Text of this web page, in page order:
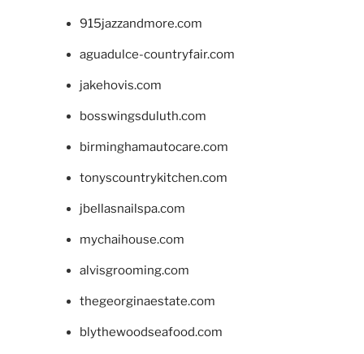
915jazzandmore.com
aguadulce-countryfair.com
jakehovis.com
bosswingsduluth.com
birminghamautocare.com
tonyscountrykitchen.com
jbellasnailspa.com
mychaihouse.com
alvisgrooming.com
thegeorginaestate.com
blythewoodseafood.com